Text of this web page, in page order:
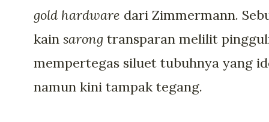
gold hardware dari Zimmermann.
kain sarong transparan melilit
mempertegas siluet tubuhnya yang
namun kini tampak tegang.